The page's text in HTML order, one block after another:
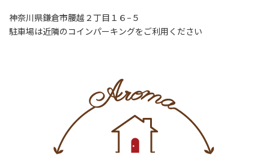
神奈川県鎌倉市腰越２丁目１６−５
駐車場は近隣のコインパーキングをご利用ください